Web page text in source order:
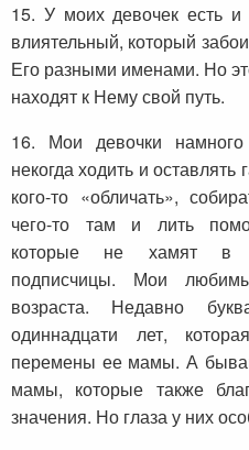
15. У моих девочек есть и
влиятельный, который
Его разными именами. Но
находят к Нему свой путь.
16. Мои девочки
некогда ходить и оставлять
кого-то «обличать»,
чего-то там и лить
которые не хамят
подписчицы. Мои
возраста. Недавно
одиннадцати лет,
перемены ее мамы. А
мамы, которые также
значения. Но глаза у них